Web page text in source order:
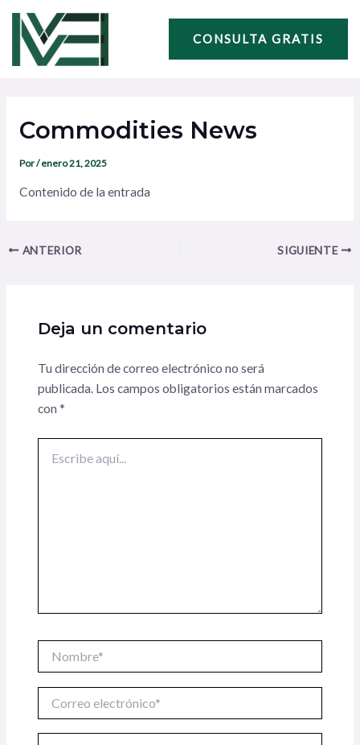
contenido
CONSULTA GRATIS
Commodities News
Por/enero 21, 2025
Contenido de la entrada
entradas
ANTERIOR SIGUIENTE
Deja un comentario
Tu dirección de correo electrónico no será
publicada. Los campos obligatorios están marcados
con *
aquí...
electrónico*